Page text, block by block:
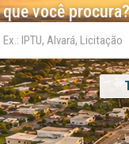
que você